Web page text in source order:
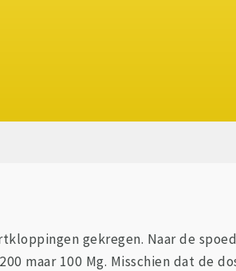
gekregen. Naar de
maar 100 Mg. Misschien dat de